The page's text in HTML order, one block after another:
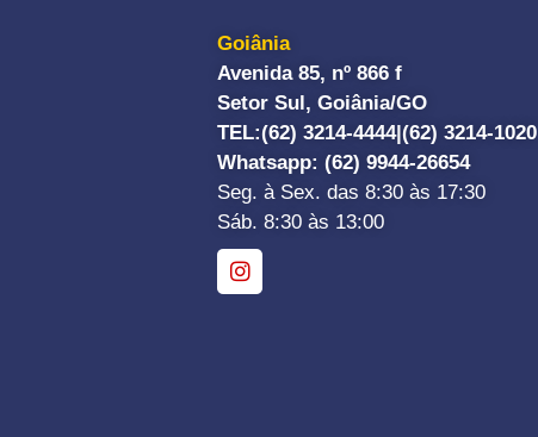
Goiânia
Avenida 85, nº 866 f
Setor Sul, Goiânia/GO
TEL:(62) 3214-4444|(62) 3214-1020
Whatsapp: (62) 9944-26654
Seg. à Sex. das 8:30 às 17:30
Sáb. 8:30 às 13:00